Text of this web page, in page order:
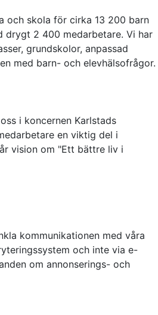
och skola för cirka 13 200 barn
drygt 2 400 medarbetare. Vi har
grundskolor, anpassad
med barn- och elevhälsofrågor.
i koncernen Karlstads
en viktig del i
vision om "Ett bättre liv i
kommunikationen med våra
och inte via e-
om annonserings- och